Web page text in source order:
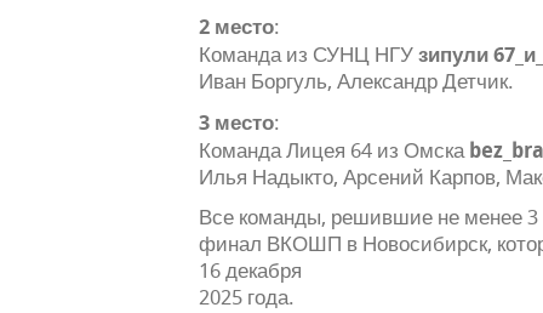
2 место:
Команда из СУНЦ НГУзипули
Иван Боргуль, Александр Детчик.
3 место:
Команда Лицея 64 из Омска
Илья Надыкто, Арсений Карпов,
Все команды, решившие не менее 3
финал ВКОШП в Новосибирск,
16 декабря
2025 года.